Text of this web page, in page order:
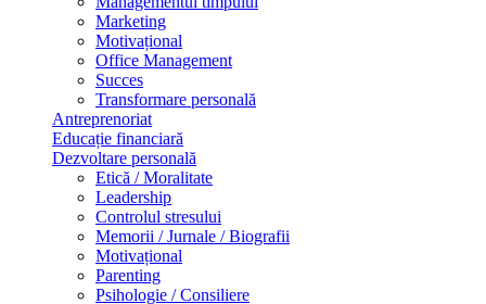
Marketing
Motivațional
Office Management
Succes
Transformare personală
Antreprenoriat
Educație financiară
Dezvoltare personală
Etică / Moralitate
Leadership
Controlul stresului
Memorii / Jurnale / Biografii
Motivațional
Parenting
Psihologie / Consiliere